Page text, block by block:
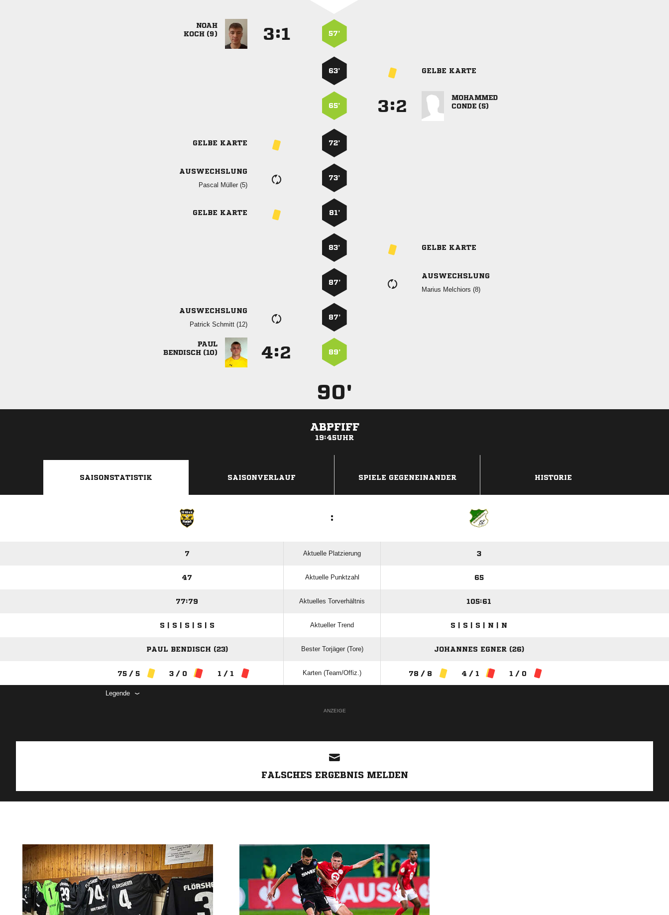

 
: 57’
63’ GELBE KARTE
65’ :

 
GELBE KARTE 72’
AUSWECHSLUNG
  
73’
GELBE KARTE 81’
83’ GELBE KARTE
87’
AUSWECHSLUNG
  
AUSWECHSLUNG
  
87’

 
: 89’
90'
ABPFIFF
19:45UHR
SAISONSTATISTIK SAISONVERLAUF SPIELE GEGENEINANDER HISTORIE
:
7 Aktuelle Platzierung 3
47 Aktuelle Punktzahl 65
77:79 Aktuelles Torverhältnis 105:61
S | S | S | S | S Aktueller Trend S | S | S | N | N
PAUL BENDISCH (23) Bester Torjäger (Tore) JOHANNES EGNER (26)
75 / 5 3 / 0 1 / 1 Karten (Team/Offiz.) 78 / 8 4 / 1 1 / 0
Legende
ANZEIGE
FALSCHES ERGEBNIS MELDEN